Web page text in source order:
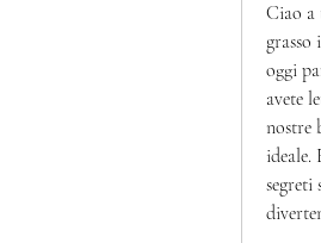
Ciao a
grasso
oggi
avete
nostre